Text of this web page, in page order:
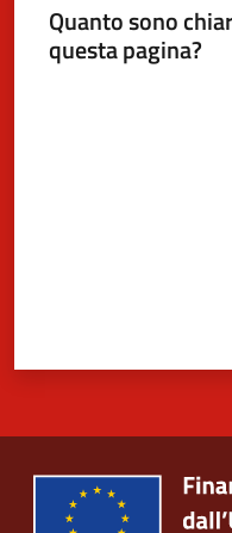
Quanto sono
questa pagina?